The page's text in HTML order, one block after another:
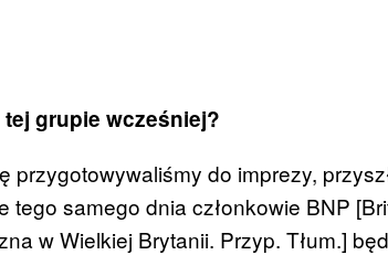
tej grupie wcześniej?
przygotowywaliśmy do imprezy,
tego samego dnia członkowie BNP
w Wielkiej Brytanii. Przyp. Tłum.]